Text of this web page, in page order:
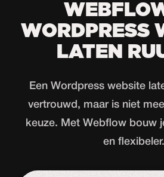
WORDPRESS
LATEN
Een Wordpress website
vertrouwd, maar is niet
keuze. Met Webflow bouw
en flexibeler.